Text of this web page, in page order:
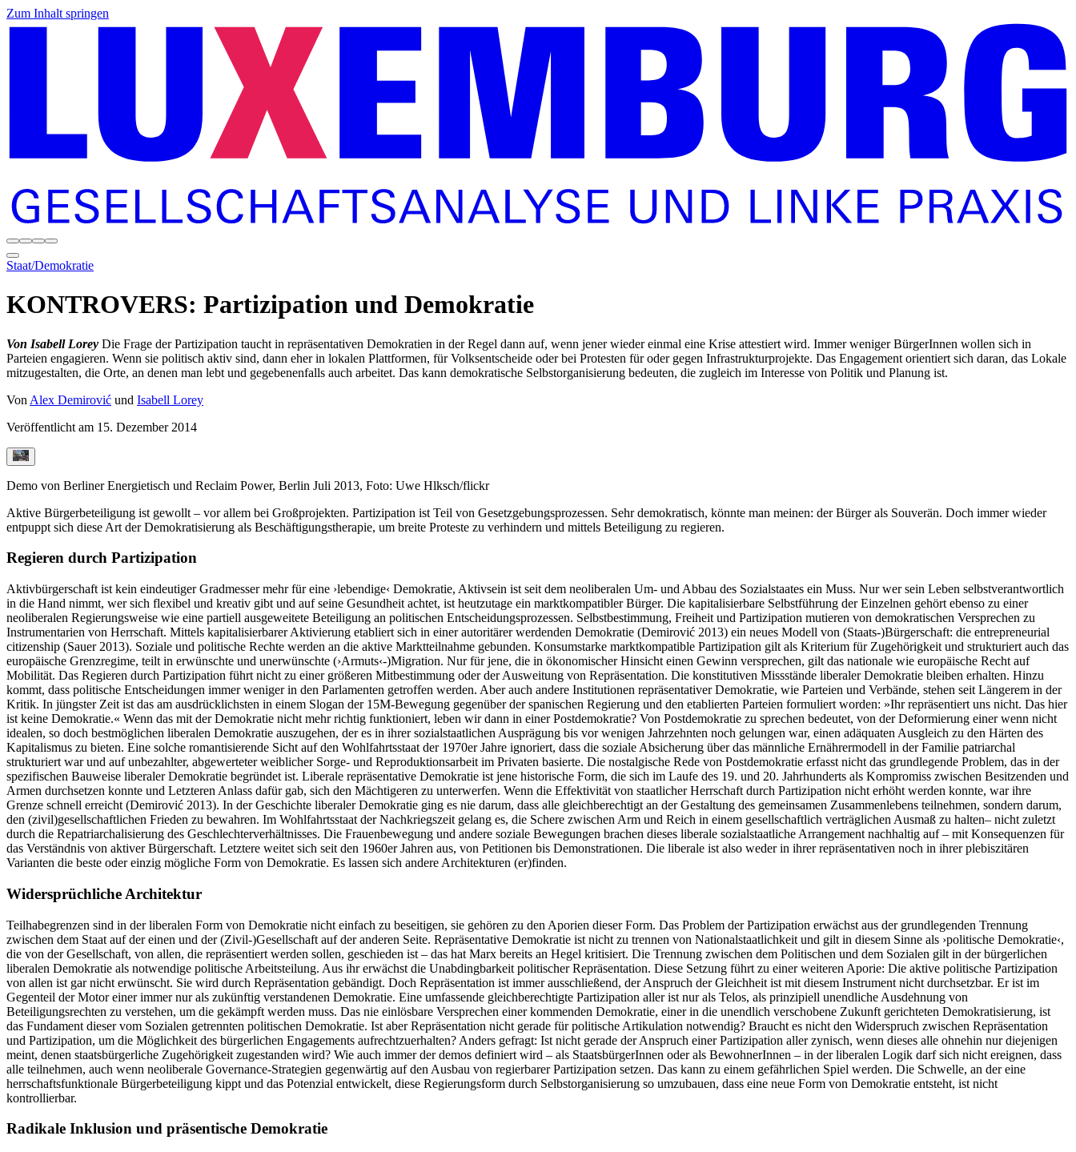
Zum Inhalt springen
Staat/Demokratie
KONTROVERS: Partizipation und Demokratie
Von Isabell Lorey Die Frage der Partizipation taucht in repräsentativen Demokratien in der Regel dann auf, wenn jener wieder einmal eine Krise attestiert wird. Immer weniger BürgerInnen wollen sich in
Parteien engagieren. Wenn sie politisch aktiv sind, dann eher in lokalen Plattformen, für Volksentscheide oder bei Protesten für oder gegen Infrastrukturprojekte. Das Engagement orientiert sich daran, das Lokale
mitzugestalten, die Orte, an denen man lebt und gegebenenfalls auch arbeitet. Das kann demokratische Selbstorganisierung bedeuten, die zugleich im Interesse von Politik und Planung ist.
Von Alex Demirović und Isabell Lorey
Veröffentlicht am 15. Dezember 2014
Demo von Berliner Energietisch und Reclaim Power, Berlin Juli 2013, Foto: Uwe Hlksch/flickr
Aktive Bürgerbeteiligung ist gewollt – vor allem bei Großprojekten. Partizipation ist Teil von Gesetzgebungsprozessen. Sehr demokratisch, könnte man meinen: der Bürger als Souverän. Doch immer wieder
entpuppt sich diese Art der Demokratisierung als Beschäftigungstherapie, um breite Proteste zu verhindern und mittels Beteiligung zu regieren.
Regieren durch Partizipation
Aktivbürgerschaft ist kein eindeutiger Gradmesser mehr für eine ›lebendige‹ Demokratie, Aktivsein ist seit dem neoliberalen Um- und Abbau des Sozialstaates ein Muss. Nur wer sein Leben selbstverantwortlich
in die Hand nimmt, wer sich flexibel und kreativ gibt und auf seine Gesundheit achtet, ist heutzutage ein marktkompatibler Bürger. Die kapitalisierbare Selbstführung der Einzelnen gehört ebenso zu einer
neoliberalen Regierungsweise wie eine partiell ausgeweitete Beteiligung an politischen Entscheidungsprozessen. Selbstbestimmung, Freiheit und Partizipation mutieren von demokratischen Versprechen zu
Instrumentarien von Herrschaft. Mittels kapitalisierbarer Aktivierung etabliert sich in einer autoritärer werdenden Demokratie (Demirović 2013) ein neues Modell von (Staats-)Bürgerschaft: die entrepreneurial
citizenship (Sauer 2013). Soziale und politische Rechte werden an die aktive Marktteilnahme gebunden. Konsumstarke marktkompatible Partizipation gilt als Kriterium für Zugehörigkeit und strukturiert auch das
europäische Grenzregime, teilt in erwünschte und unerwünschte (›Armuts‹-)Migration. Nur für jene, die in ökonomischer Hinsicht einen Gewinn versprechen, gilt das nationale wie europäische Recht auf
Mobilität. Das Regieren durch Partizipation führt nicht zu einer größeren Mitbestimmung oder der Ausweitung von Repräsentation. Die konstitutiven Missstände liberaler Demokratie bleiben erhalten. Hinzu
kommt, dass politische Entscheidungen immer weniger in den Parlamenten getroffen werden. Aber auch andere Institutionen repräsentativer Demokratie, wie Parteien und Verbände, stehen seit Längerem in der
Kritik. In jüngster Zeit ist das am ausdrücklichsten in einem Slogan der 15M-Bewegung gegenüber der spanischen Regierung und den etablierten Parteien formuliert worden: »Ihr repräsentiert uns nicht. Das hier
ist keine Demokratie.« Wenn das mit der Demokratie nicht mehr richtig funktioniert, leben wir dann in einer Postdemokratie? Von Postdemokratie zu sprechen bedeutet, von der Deformierung einer wenn nicht
idealen, so doch bestmöglichen liberalen Demokratie auszugehen, der es in ihrer sozialstaatlichen Ausprägung bis vor wenigen Jahrzehnten noch gelungen war, einen adäquaten Ausgleich zu den Härten des
Kapitalismus zu bieten. Eine solche romantisierende Sicht auf den Wohlfahrtsstaat der 1970er Jahre ignoriert, dass die soziale Absicherung über das männliche Ernährermodell in der Familie patriarchal
strukturiert war und auf unbezahlter, abgewerteter weiblicher Sorge- und Reproduktionsarbeit im Privaten basierte. Die nostalgische Rede von Postdemokratie erfasst nicht das grundlegende Problem, das in der
spezifischen Bauweise liberaler Demokratie begründet ist. Liberale repräsentative Demokratie ist jene historische Form, die sich im Laufe des 19. und 20. Jahrhunderts als Kompromiss zwischen Besitzenden und
Armen durchsetzen konnte und Letzteren Anlass dafür gab, sich den Mächtigeren zu unterwerfen. Wenn die Effektivität von staatlicher Herrschaft durch Partizipation nicht erhöht werden konnte, war ihre
Grenze schnell erreicht (Demirović 2013). In der Geschichte liberaler Demokratie ging es nie darum, dass alle gleichberechtigt an der Gestaltung des gemeinsamen Zusammenlebens teilnehmen, sondern darum,
den (zivil)gesellschaftlichen Frieden zu bewahren. Im Wohlfahrtsstaat der Nachkriegszeit gelang es, die Schere zwischen Arm und Reich in einem gesellschaftlich verträglichen Ausmaß zu halten– nicht zuletzt
durch die Repatriarchalisierung des Geschlechterverhältnisses. Die Frauenbewegung und andere soziale Bewegungen brachen dieses liberale sozialstaatliche Arrangement nachhaltig auf – mit Konsequenzen für
das Verständnis von aktiver Bürgerschaft. Letztere weitet sich seit den 1960er Jahren aus, von Petitionen bis Demonstrationen. Die liberale ist also weder in ihrer repräsentativen noch in ihrer plebiszitären
Varianten die beste oder einzig mögliche Form von Demokratie. Es lassen sich andere Architekturen (er)finden.
Widersprüchliche Architektur
Teilhabegrenzen sind in der liberalen Form von Demokratie nicht einfach zu beseitigen, sie gehören zu den Aporien dieser Form. Das Problem der Partizipation erwächst aus der grundlegenden Trennung
zwischen dem Staat auf der einen und der (Zivil-)Gesellschaft auf der anderen Seite. Repräsentative Demokratie ist nicht zu trennen von Nationalstaatlichkeit und gilt in diesem Sinne als ›politische Demokratie‹,
die von der Gesellschaft, von allen, die repräsentiert werden sollen, geschieden ist – das hat Marx bereits an Hegel kritisiert. Die Trennung zwischen dem Politischen und dem Sozialen gilt in der bürgerlichen
liberalen Demokratie als notwendige politische Arbeitsteilung. Aus ihr erwächst die Unabdingbarkeit politischer Repräsentation. Diese Setzung führt zu einer weiteren Aporie: Die aktive politische Partizipation
von allen ist gar nicht erwünscht. Sie wird durch Repräsentation gebändigt. Doch Repräsentation ist immer ausschließend, der Anspruch der Gleichheit ist mit diesem Instrument nicht durchsetzbar. Er ist im
Gegenteil der Motor einer immer nur als zukünftig verstandenen Demokratie. Eine umfassende gleichberechtigte Partizipation aller ist nur als Telos, als prinzipiell unendliche Ausdehnung von
Beteiligungsrechten zu verstehen, um die gekämpft werden muss. Das nie einlösbare Versprechen einer kommenden Demokratie, einer in die unendlich verschobene Zukunft gerichteten Demokratisierung, ist
das Fundament dieser vom Sozialen getrennten politischen Demokratie. Ist aber Repräsentation nicht gerade für politische Artikulation notwendig? Braucht es nicht den Widerspruch zwischen Repräsentation
und Partizipation, um die Möglichkeit des bürgerlichen Engagements aufrechtzuerhalten? Anders gefragt: Ist nicht gerade der Anspruch einer Partizipation aller zynisch, wenn dieses alle ohnehin nur diejenigen
meint, denen staatsbürgerliche Zugehörigkeit zugestanden wird? Wie auch immer der demos definiert wird – als StaatsbürgerInnen oder als BewohnerInnen – in der liberalen Logik darf sich nicht ereignen, dass
alle teilnehmen, auch wenn neoliberale Governance-Strategien gegenwärtig auf den Ausbau von regierbarer Partizipation setzen. Das kann zu einem gefährlichen Spiel werden. Die Schwelle, an der eine
herrschaftsfunktionale Bürgerbeteiligung kippt und das Potenzial entwickelt, diese Regierungsform durch Selbstorganisierung so umzubauen, dass eine neue Form von Demokratie entsteht, ist nicht
kontrollierbar.
Radikale Inklusion und präsentische Demokratie